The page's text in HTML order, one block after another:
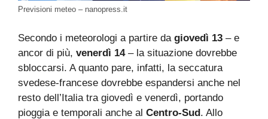
Previsioni meteo – nanopress.it
Secondo i meteorologi a partire da giovedì 13 – e
ancor di più, venerdì 14– la situazione dovrebbe
sbloccarsi. A quanto pare, infatti, la seccatura
svedese-francese dovrebbe espandersi anche nel
resto dell’Italia tra giovedì e venerdì, portando
pioggia e temporali anche al Centro-Sud. Allo